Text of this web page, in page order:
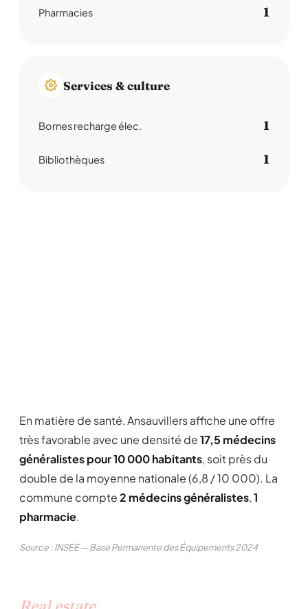
Pharmacies 1
Services & culture
Bornes recharge élec. 1
Bibliothèques 1
En matière de santé, Ansauvillers affiche une offre
très favorable avec une densité de17,5 médecins
généralistes pour 10 000 habitants, soit près du
double de la moyenne nationale (6,8 / 10 000). La
commune compte2 médecins généralistes,1
pharmacie.
Source : INSEE — Base Permanente des Équipements 2024